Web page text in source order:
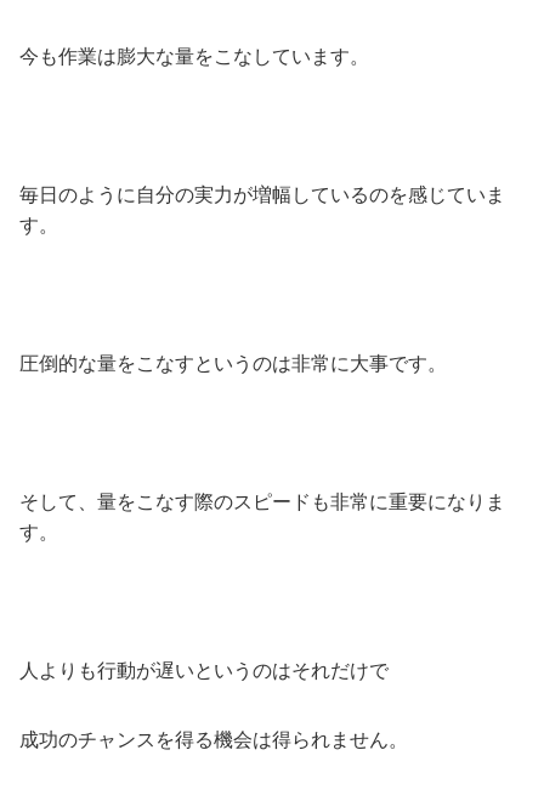
今も作業は膨大な量をこなしています。
毎日のように自分の実力が増幅しているのを感じていま
す。
圧倒的な量をこなすというのは非常に大事です。
そして、量をこなす際のスピードも非常に重要になりま
す。
人よりも行動が遅いというのはそれだけで
成功のチャンスを得る機会は得られません。